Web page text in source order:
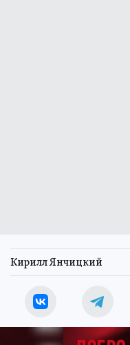
Кирилл Янчицкий